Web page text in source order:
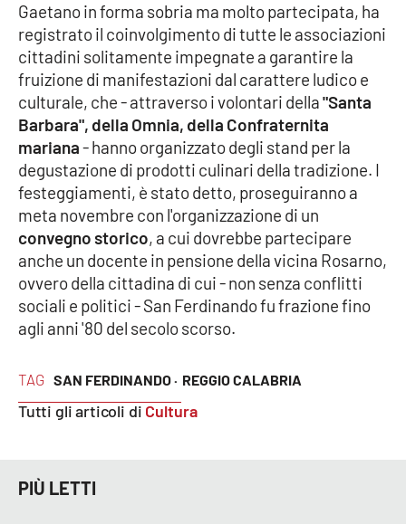
STREAMING
LaC TV
LaC Network
LaC OnAir
EDIZIONI
LOCALI
Catanzaro
Crotone
Vibo Valentia
Reggio Calabria
TAG SAN FERDINANDO · REGGIO CALABRIA
Tutti gli articoli di Cultura
Gaetano in forma sobria ma molto partecipata, ha
registrato il coinvolgimento di tutte le associazioni
cittadini solitamente impegnate a garantire la
fruizione di manifestazioni dal carattere ludico e
culturale, che - attraverso i volontari della"Santa
Barbara", della Omnia, della Confraternita
mariana- hanno organizzato degli stand per la
degustazione di prodotti culinari della tradizione. I
festeggiamenti, è stato detto, proseguiranno a
meta novembre con l'organizzazione di un
convegno storico, a cui dovrebbe partecipare
anche un docente in pensione della vicina Rosarno,
ovvero della cittadina di cui - non senza conflitti
sociali e politici - San Ferdinando fu frazione fino
agli anni '80 del secolo scorso.
PIÙ LETTI